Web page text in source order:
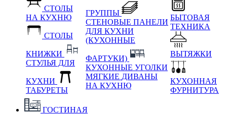
СТОЛЫ
НА КУХНЮ
СТОЛЫ
КНИЖКИ
СТУЛЬЯ ДЛЯ
КУХНИ
ТАБУРЕТЫ
ГРУППЫ
СТЕНОВЫЕ ПАНЕЛИ
ДЛЯ КУХНИ
(КУХОННЫЕ
ФАРТУКИ)
КУХОННЫЕ УГОЛКИ
МЯГКИЕ ДИВАНЫ
НА КУХНЮ
БЫТОВАЯ
ТЕХНИКА
ВЫТЯЖКИ
КУХОННАЯ
ФУРНИТУРА
ГОСТИНАЯ